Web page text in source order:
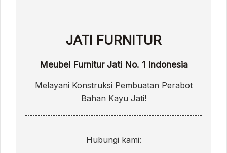
JATI FURNITUR
Meubel Furnitur Jati No. 1 Indonesia
Melayani Konstruksi Pembuatan Perabot
Bahan Kayu Jati!
Hubungi kami: